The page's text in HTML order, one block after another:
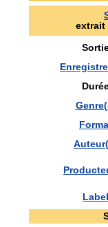
extrait
Label